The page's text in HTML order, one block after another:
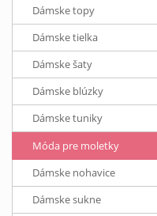
Dámske topy
Dámske tielka
Dámske šaty
Dámske blúzky
Dámske tuniky
Móda pre moletky
Dámske nohavice
Dámske sukne